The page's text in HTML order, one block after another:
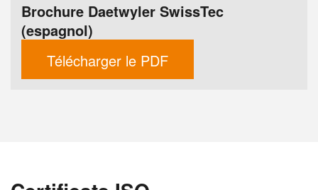
Brochure Daetwyler SwissTec
(espagnol)
Télécharger le PDF